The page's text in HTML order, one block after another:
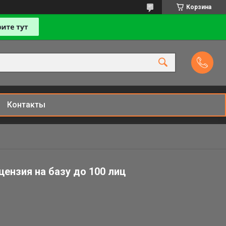
Корзина
Контакты
на базу до 100 лиц